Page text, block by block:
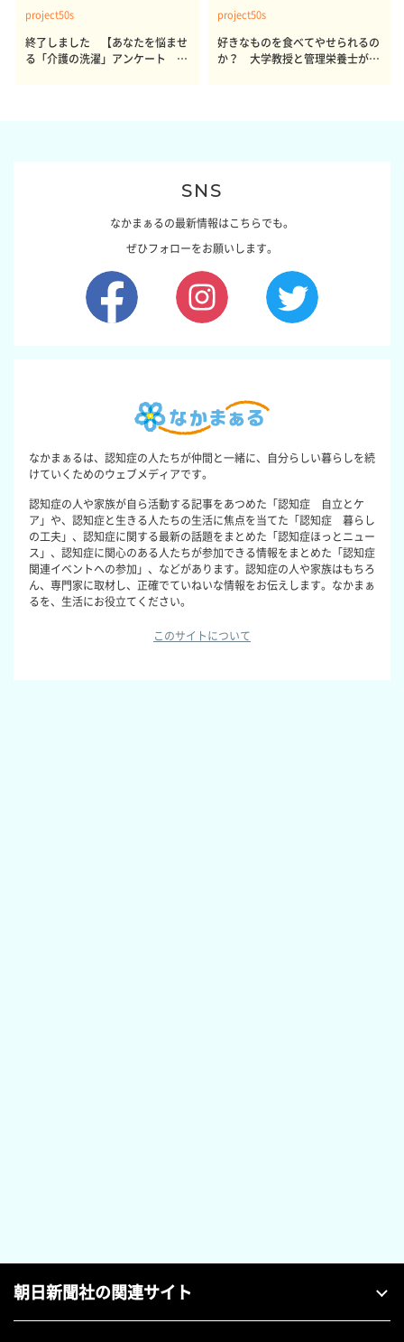
project50s
終了しました 【あなたを悩ませ
る「介護の洗濯」アンケート 体
project50s
好きなものを食べてやせられるの
か？ 大学教授と管理栄養士が出
SNS
なかまぁるの最新情報はこちらでも。
ぜひフォローをお願いします。
なかまぁるは、認知症の人たちが仲間と一緒に、自分らしい暮らしを続
けていくためのウェブメディアです。
認知症の人や家族が自ら活動する記事をあつめた「認知症 自立とケ
ア」や、認知症と生きる人たちの生活に焦点を当てた「認知症 暮らし
の工夫」、認知症に関する最新の話題をまとめた「認知症ほっとニュー
ス」、認知症に関心のある人たちが参加できる情報をまとめた「認知症
関連イベントへの参加」、などがあります。認知症の人や家族はもちろ
ん、専門家に取材し、正確でていねいな情報をお伝えします。なかまぁ
るを、生活にお役立てください。
このサイトについて
朝日新聞社の関連サイト